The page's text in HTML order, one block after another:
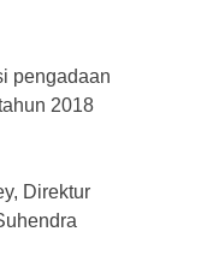
pengadaan
2018
Direktur